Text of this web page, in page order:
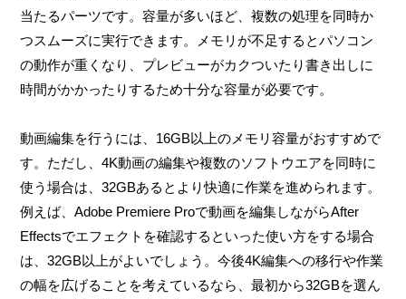
当たるパーツです。容量が多いほど、複数の処理を同時か
つスムーズに実行できます。メモリが不足するとパソコン
の動作が重くなり、プレビューがカクついたり書き出しに
時間がかかったりするため十分な容量が必要です。
動画編集を行うには、16GB以上のメモリ容量がおすすめで
す。ただし、4K動画の編集や複数のソフトウエアを同時に
使う場合は、32GBあるとより快適に作業を進められます。
例えば、Adobe Premiere Proで動画を編集しながらAfter
Effectsでエフェクトを確認するといった使い方をする場合
は、32GB以上がよいでしょう。今後4K編集への移行や作業
の幅を広げることを考えているなら、最初から32GBを選ん